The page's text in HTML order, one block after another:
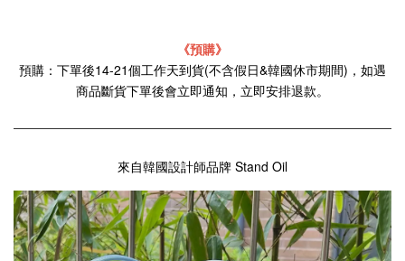
《預購》
預購：下單後14-21個工作天到貨(不含假日&韓國休市期間)，如遇
商品斷貨下單後會立即通知，立即安排退款。
來自韓國設計師品牌 Stand Oil